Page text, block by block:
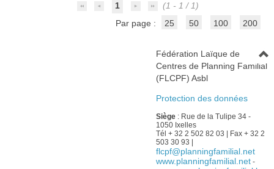
1
(1 - 1 / 1)
Par page :
25 50 100 200
Fédération Laïque de
Centres de Planning Familial
(FLCPF) Asbl
Protection des données
Siège: Rue de la Tulipe 34 -
1050 Ixelles
Tél + 32 2 502 82 03 | Fax + 32 2
503 30 93 |
flcpf@planningfamilial.net
www.planningfamilial.net-